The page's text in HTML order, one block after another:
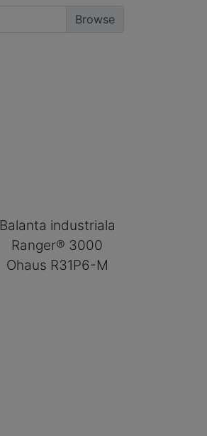
Balanta industriala
Ranger® 3000
Ohaus R31P6-M